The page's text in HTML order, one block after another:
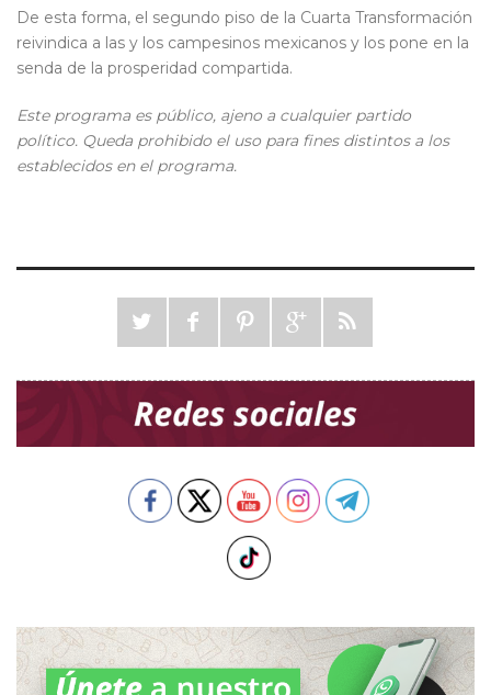
De esta forma, el segundo piso de la Cuarta Transformación
reivindica a las y los campesinos mexicanos y los pone en la
senda de la prosperidad compartida.
Este programa es público, ajeno a cualquier partido
político. Queda prohibido el uso para fines distintos a los
establecidos en el programa.